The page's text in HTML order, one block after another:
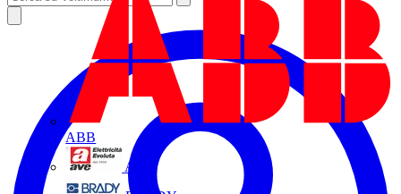
ABB
AVE